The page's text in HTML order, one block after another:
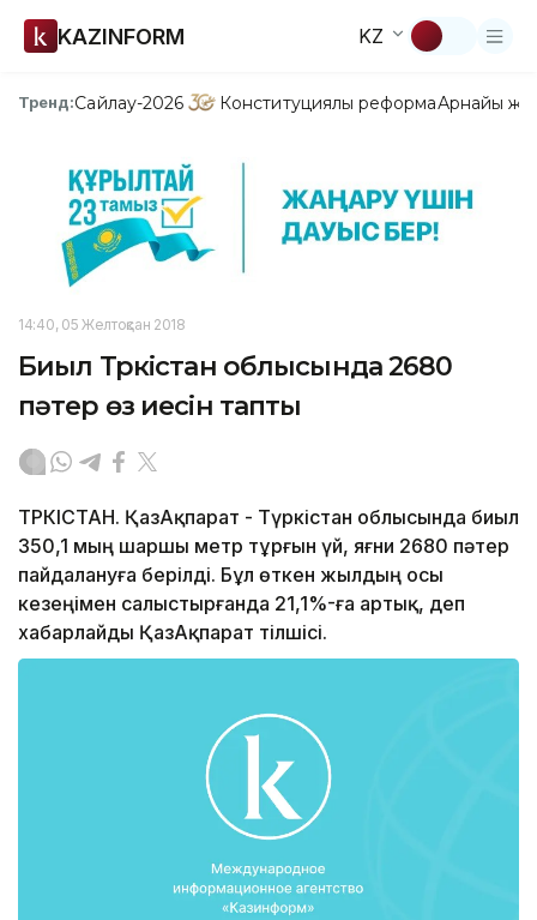
KAZINFORM KZ
Тренд:Сайлау-2026 Конституциялық реформаАрнайы
14:40, 05 Желтоқсан 2018
Биыл Түркістан облысында 2680
пәтер өз иесін тапты
ТҮРКІСТАН. ҚазАқпарат - Түркістан облысында биыл
350,1 мың шаршы метр тұрғын үй, яғни 2680 пәтер
пайдалануға берілді. Бұл өткен жылдың осы
кезеңімен салыстырғанда 21,1%-ға артық, деп
хабарлайды ҚазАқпарат тілшісі.